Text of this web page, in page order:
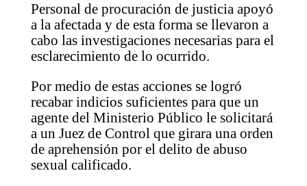
Personal de procuración de justicia apoyó
a la afectada y de esta forma se llevaron a
cabo las investigaciones necesarias para el
esclarecimiento de lo ocurrido.
Por medio de estas acciones se logró
recabar indicios suficientes para que un
agente del Ministerio Público le solicitará
a un Juez de Control que girara una orden
de aprehensión por el delito de abuso
sexual calificado.